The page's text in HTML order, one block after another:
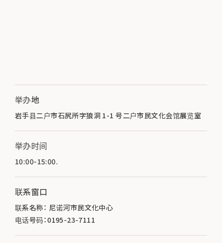
举办地
岩手县二户市石尻所字狼洞 1-1 号二户市民文化会馆展览室
举办时间
10:00-15:00.
联系窗口
联系名称： 尼诺河市民文化中心
电话号码：0195-23-7111